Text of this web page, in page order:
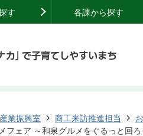
す 各課から探す
産業振興室 商工来訪推進担当
フェア ～和泉グルメをぐるっと回